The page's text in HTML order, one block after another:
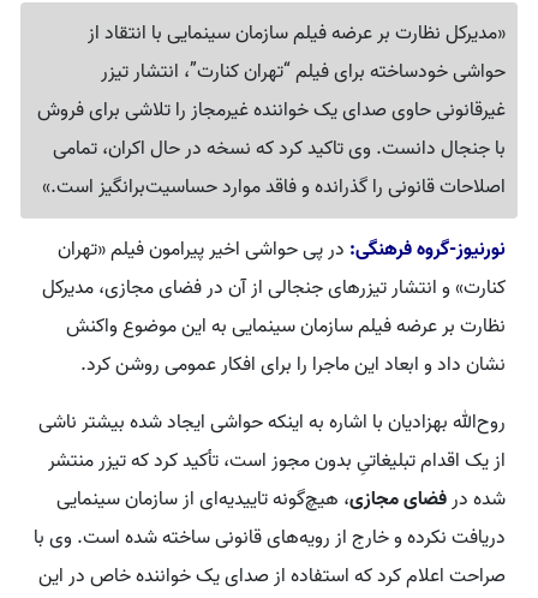
«مدیرکل نظارت بر عرضه فیلم سازمان سینمایی با انتقاد از
حواشی خودساخته برای فیلم “تهران کنارت”، انتشار تیزر
غیرقانونی حاوی صدای یک خواننده غیرمجاز را تلاشی برای فروش
با جنجال دانست. وی تاکید کرد که نسخه در حال اکران، تمامی
اصلاحات قانونی را گذرانده و فاقد موارد حساسیت‌برانگیز است.»
نورنیوز-گروه فرهنگی: در پی حواشی اخیر پیرامون فیلم «تهران
کنارت» و انتشار تیزرهای جنجالی از آن در فضای مجازی، مدیرکل
نظارت بر عرضه فیلم سازمان سینمایی به این موضوع واکنش
نشان داد و ابعاد این ماجرا را برای افکار عمومی روشن کرد.
روح‌الله بهزادیان با اشاره به اینکه حواشی ایجاد شده بیشتر ناشی
از یک اقدام تبلیغاتیِ بدون مجوز است، تأکید کرد که تیزر منتشر
شده درفضای مجازی، هیچ‌گونه تاییدیه‌ای از سازمان سینمایی
دریافت نکرده و خارج از رویه‌های قانونی ساخته شده است. وی با
صراحت اعلام کرد که استفاده از صدای یک خواننده خاص در این